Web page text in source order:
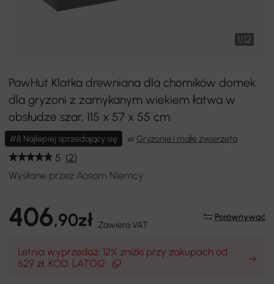
1/12
PawHut Klatka drewniana dla chomików domek
dla gryzoni z zamykanym wiekiem łatwa w
obsłudze szar, 115 x 57 x 55 cm
#8 Najlepiej sprzedający się w Gryzonie i małe zwierzęta
5 (2)
Wysłane przez Aosom Niemcy
406,90zł Zawiera VAT
Porównywać
Letnia wyprzedaż: 12% zniżki przy zakupach od
629 zł, KOD: LATO12